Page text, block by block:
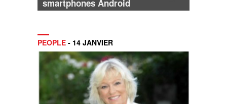
smartphones Android
PEOPLE - 14 JANVIER